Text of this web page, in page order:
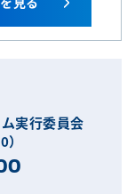
実行委員会